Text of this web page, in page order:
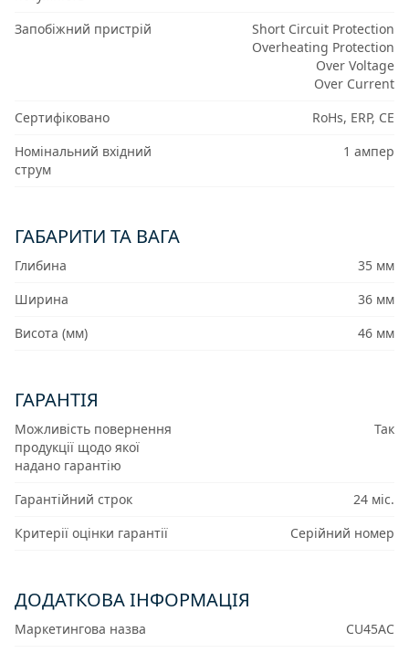
Запобіжний пристрій
Short Circuit Protection
Overheating Protection
Over Voltage
Over Current
Сертифіковано
RoHs, ERP, CE
Номінальний вхідний
струм
1 ампер
ГАБАРИТИ ТА ВАГА
Глибина
35 мм
Ширина
36 мм
Висота (мм)
46 мм
ГАРАНТІЯ
Можливість повернення
продукції щодо якої
надано гарантію
Так
Гарантійний строк
24 міс.
Критерії оцінки гарантії
Серійний номер
ДОДАТКОВА ІНФОРМАЦІЯ
Маркетингова назва
CU45AC